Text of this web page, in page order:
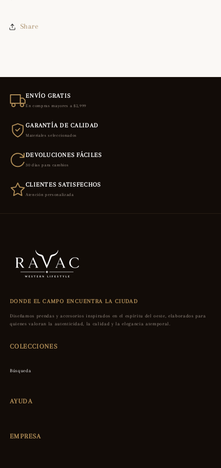
Share
ENVÍO GRATIS
En compras mayores a $2,999
GARANTÍA DE CALIDAD
Materiales seleccionados
DEVOLUCIONES FÁCILES
30 días para cambios
CLIENTES SATISFECHOS
Atención personalizada
DONDE EL CAMPO ENCUENTRA LA CIUDAD
Diseñamos prendas y accesorios inspirados en el espíritu del oeste, elaborados para
quienes valoran la autenticidad, la calidad y la elegancia atemporal.
COLECCIONES
Búsqueda
AYUDA
EMPRESA